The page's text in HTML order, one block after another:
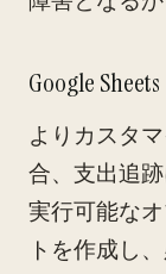
Google Sheets
よりカスタ
合、支出追
実行可能な
トを作成し